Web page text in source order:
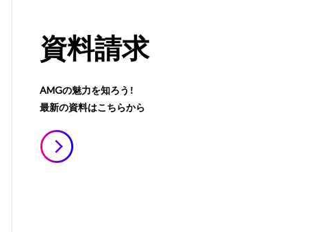
資料請求
AMGの魅力を知ろう！
最新の資料はこちらから